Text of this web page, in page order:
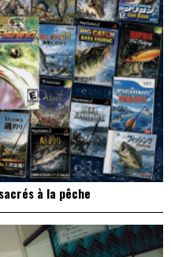
à la pêche